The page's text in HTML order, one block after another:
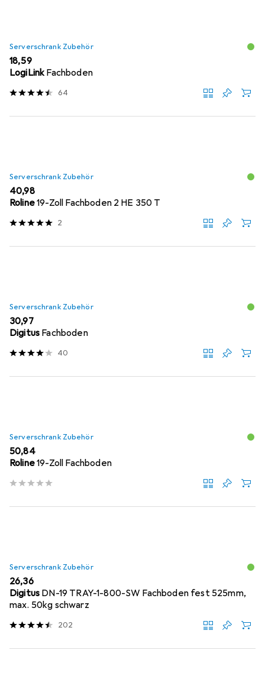
Serverschrank Zubehör
EUR
18,59
LogiLinkFachboden
64
Serverschrank Zubehör
EUR
40,98
Roline19-Zoll Fachboden 2 HE 350 T
2
Serverschrank Zubehör
EUR
30,97
Digitus Fachboden
40
Serverschrank Zubehör
EUR
50,84
Roline19-Zoll Fachboden
Serverschrank Zubehör
EUR
26,36
Digitus DN-19 TRAY-1-800-SW Fachboden fest 525mm,
max. 50kg schwarz
202